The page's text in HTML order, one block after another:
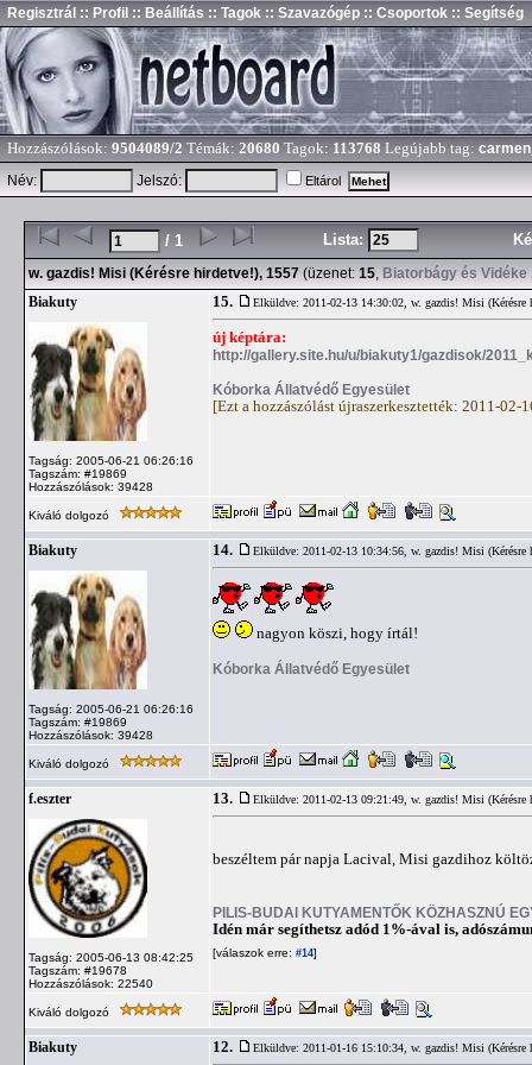
Regisztrál :: Profil :: Beállítás :: Tagok :: Szavazógép :: Csoportok :: Segítség
Hozzászólások: 9504089/2 Témák: 20680 Tagok: 113768 Legújabb tag:
Név:
Jelszó: Eltárol
/ 1 Lista:
w. gazdis! Misi (Kérésre hirdetve!), 1557 (üzenet: 15, Biatorbágy és
Biakuty
Tagság: 2005-06-21 06:26:16
Tagszám: #19869
Hozzászólások: 39428
15. Elküldve: 2011-02-13 14:30:02, w. gazdis! Misi (Kérésre
új képtára:
http://gallery.site.hu/u/biakuty1/gazdisok/
Kóborka Állatvédő Egyesület
[Ezt a hozzászólást újraszerkesztették: 2011-02-
Kiváló dolgozó
Biakuty
Tagság: 2005-06-21 06:26:16
Tagszám: #19869
Hozzászólások: 39428
14. Elküldve: 2011-02-13 10:34:56, w. gazdis! Misi (Kérésre
nagyon köszi, hogy írtál!
Kóborka Állatvédő Egyesület
Kiváló dolgozó
f.eszter
Tagság: 2005-06-13 08:42:25
Tagszám: #19678
Hozzászólások: 22540
13. Elküldve: 2011-02-13 09:21:49, w. gazdis! Misi (Kérésre
beszéltem pár napja Lacival, Misi gazdihoz
PILIS-BUDAI KUTYAMENTŐK KÖZHASZNÚ
Idén már segíthetsz adód 1%-ával is,
[válaszok erre: #14]
Kiváló dolgozó
Biakuty 12. Elküldve: 2011-01-16 15:10:34, w. gazdis! Misi (Kérésre